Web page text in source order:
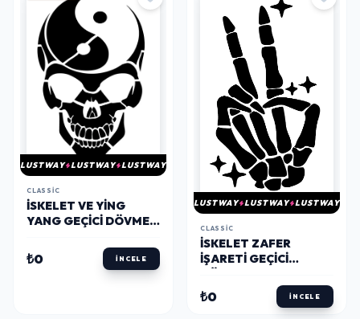
LUSTWAY LUSTWAY LUSTWAY
CLASSIC
İSKELET VE YING
YANG GEÇICI DÖVME
₺0 İNCELE
LUSTWAY LUSTWAY LUSTWAY
CLASSIC
İSKELET ZAFER
İŞARETI GEÇICI
₺0 İNCELE